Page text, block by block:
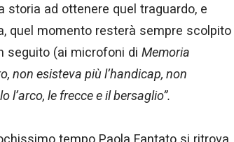
ad ottenere quel traguardo, e
quel momento resterà sempre scolpito
seguito (ai microfoni di Memoria
non esisteva più l’handicap, non
le frecce e il bersaglio”.
tempo Paola Fantato si ritrova